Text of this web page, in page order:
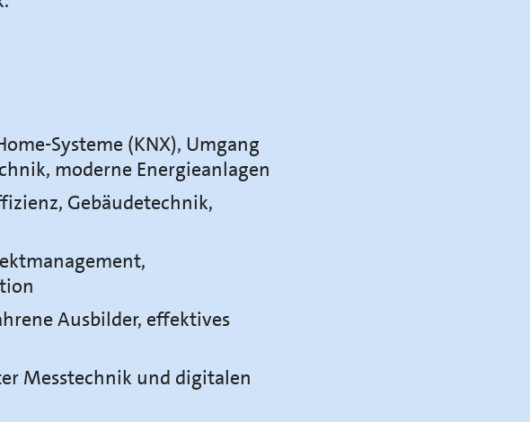
Systeme (KNX), Umgang
moderne Energieanlagen
Gebäudetechnik,
Ausbilder, effektives
Messtechnik und digitalen